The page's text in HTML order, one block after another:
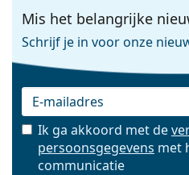
Mis het belangrijke
Schrijf je in voor onze
Ik ga akkoord met de
persoonsgegevens met
communicatie